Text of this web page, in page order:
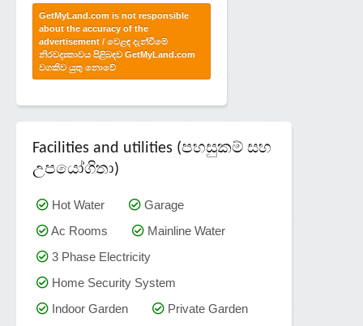
GetMyLand.com is not responsible
about the accuracy of the
advertisement / වෙළඳ දැන්වීමේ
නිරවද්‍යතාවය පිළිබඳව GetMyLand.com
වගකිව යුතු නොවේ
Facilities and utilities (පහසුකම් සහ
උපයෝගිතා)
Hot Water
Garage
Ac Rooms
Mainline Water
3 Phase Electricity
Home Security System
Indoor Garden
Private Garden